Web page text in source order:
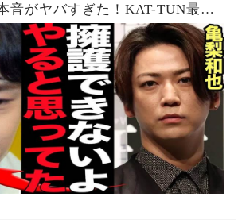
音がヤバすぎた！KAT-TUN最初
てきた本性に驚愕…【芸能】